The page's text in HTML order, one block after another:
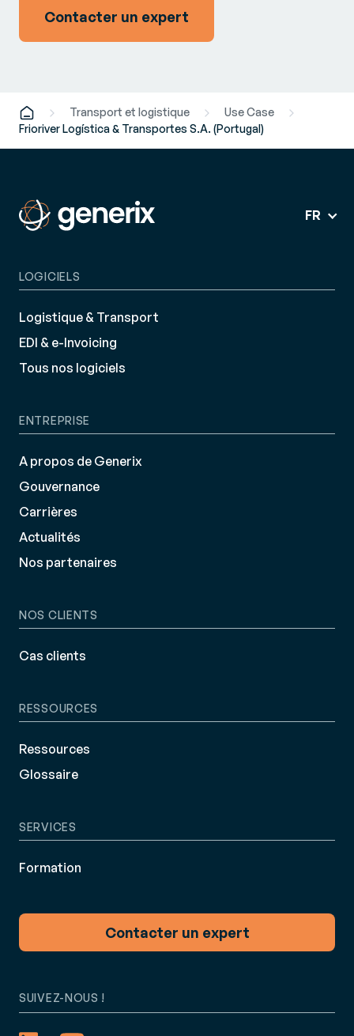
Contacter un expert
Transport et logistique
Use Case
Frioriver Logística & Transportes S.A. (Portugal)
FR
LOGICIELS
Logistique & Transport
EDI & e-Invoicing
Tous nos logiciels
ENTREPRISE
A propos de Generix
Gouvernance
Carrières
Actualités
Nos partenaires
NOS CLIENTS
Cas clients
RESSOURCES
Ressources
Glossaire
SERVICES
Formation
Contacter un expert
SUIVEZ-NOUS !